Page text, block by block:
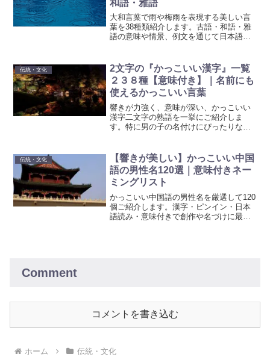
和語・雅語
大和言葉で雨や梅雨を表現する美しい言
葉を38種類紹介します。古語・和語・雅
語の意味や情景、例文を通じて日本語の
伝統・文化
2文字の『かっこいい漢字』一覧
２３８種【意味付き】｜名前にも
使えるかっこいい言葉
響きが力強く、意味が深い、かっこいい
漢字二文字の熟語を一挙にご紹介しま
す。特に男の子の名付けにぴったりな、
ーションとして、これらのかっこいい熟
語をぜひ参考にしください。
伝統・文化
【響きが美しい】かっこいい中国
語の男性名120選｜意味付きネー
ミングリスト
かっこいい中国語の男性名を厳選して120
個ご紹介します。漢字・ピンイン・日本
語読み・意味付きで創作や名づけに最適
Comment
コメントを書き込む
ホーム 伝統・文化